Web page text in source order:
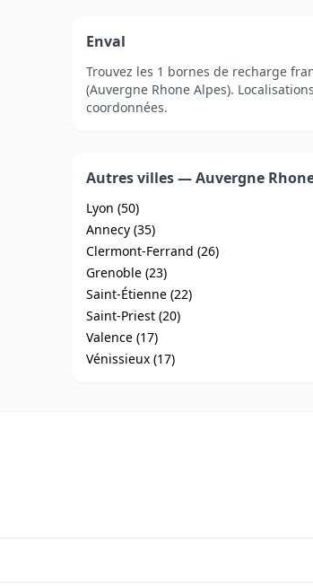
Enval
Trouvez les 1 bornes de recharge
(Auvergne Rhone Alpes).
coordonnées.
Autres villes — Auvergne
Lyon (50)
Annecy (35)
Clermont-Ferrand (26)
Grenoble (23)
Saint-Étienne (22)
Saint-Priest (20)
Valence (17)
Vénissieux (17)